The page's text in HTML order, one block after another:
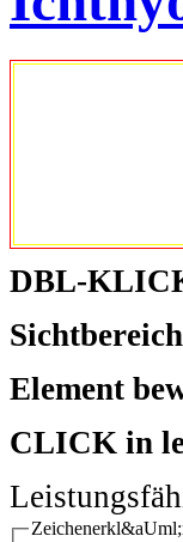
DBL-
Element
CLICK in